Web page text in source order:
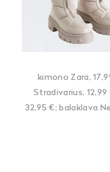
kimono Zara,
Stradivarius,
32,95 €; balaklava